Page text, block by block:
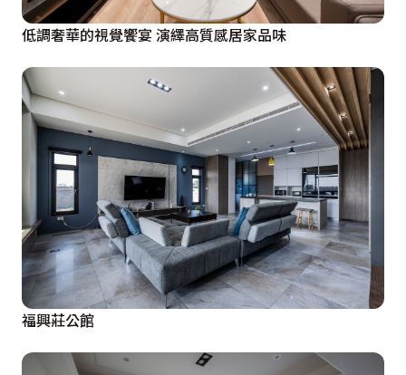
低調奢華的視覺饗宴 演繹高質感居家品味
福興莊公館